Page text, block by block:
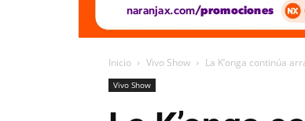
Inicio Vivo Show La K’onga continúa
Vivo Show